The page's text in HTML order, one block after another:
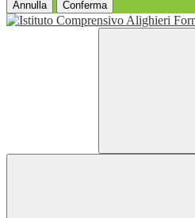
Annulla Conferma